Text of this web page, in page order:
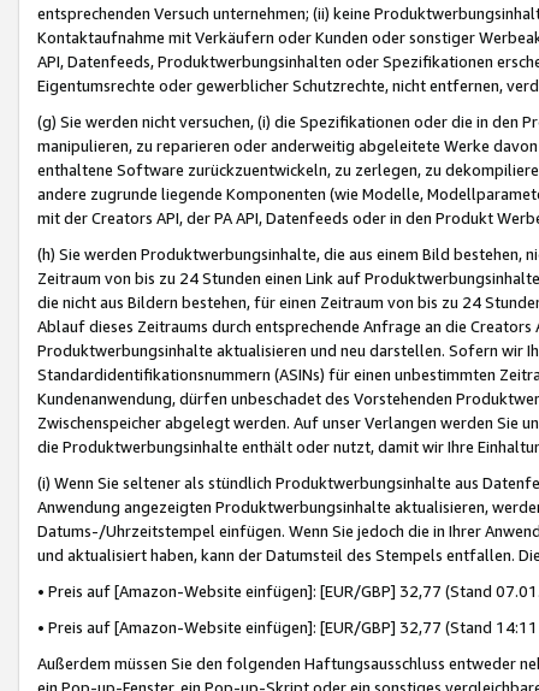
entsprechenden Versuch unternehmen; (ii) keine
Kontaktaufnahme mit Verkäufern oder Kunden oder sonstiger
API, Datenfeeds, Produktwerbungsinhalten oder Spezifikationen
Eigentumsrechte oder gewerblicher Schutzrechte, nicht entfernen,
(g) Sie werden nicht versuchen, (i) die Spezifikationen oder die in
manipulieren, zu reparieren oder anderweitig abgeleitete Werke
enthaltene Software zurückzuentwickeln, zu zerlegen, zu
andere zugrunde liegende Komponenten (wie Modelle,
mit der Creators API, der PA API, Datenfeeds oder in den Produkt
(h) Sie werden Produktwerbungsinhalte, die aus einem Bild bestehen,
Zeitraum von bis zu 24 Stunden einen Link auf
die nicht aus Bildern bestehen, für einen Zeitraum von bis zu 24
Ablauf dieses Zeitraums durch entsprechende Anfrage an die
Produktwerbungsinhalte aktualisieren und neu darstellen. Sofern wir
Standardidentifikationsnummern (ASINs) für einen unbestimmten
Kundenanwendung, dürfen unbeschadet des Vorstehenden
Zwischenspeicher abgelegt werden. Auf unser Verlangen werden Sie
die Produktwerbungsinhalte enthält oder nutzt, damit wir Ihre
(i) Wenn Sie seltener als stündlich Produktwerbungsinhalte aus
Anwendung angezeigten Produktwerbungsinhalte aktualisieren,
Datums-/Uhrzeitstempel einfügen. Wenn Sie jedoch die in Ihrer
und aktualisiert haben, kann der Datumsteil des Stempels entfallen.
• Preis auf [Amazon-Website einfügen]: [EUR/GBP] 32,77 (Stand
• Preis auf [Amazon-Website einfügen]: [EUR/GBP] 32,77 (Stand
Außerdem müssen Sie den folgenden Haftungsausschluss entweder
ein Pop-up-Fenster, ein Pop-up-Skript oder ein sonstiges